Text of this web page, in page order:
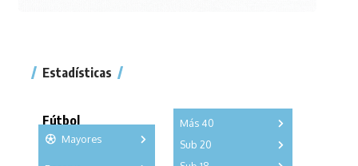
Estadísticas
Fútbol
Mayores
Más 40
Sub 20